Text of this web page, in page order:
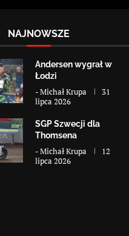
NAJNOWSZE
Andersen wygrał w
Łodzi
-Michał Krupa
31
lipca 2026
SGP Szwecji dla
Thomsena
-Michał Krupa
12
lipca 2026